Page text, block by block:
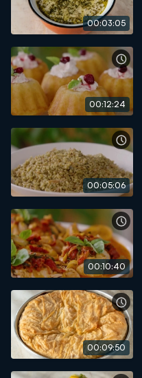
00:03:05
00:12:24
00:05:06
00:10:40
00:09:50